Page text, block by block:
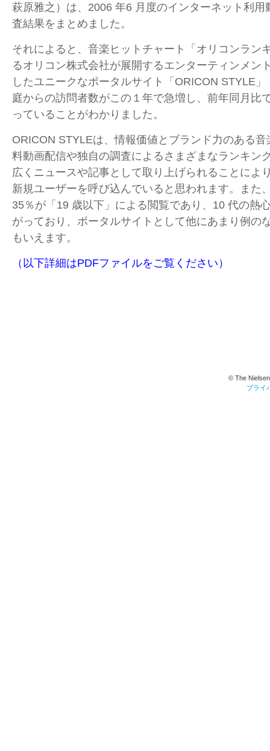
萩原雅之）は、2006 年6 月度のインターネット利用
査結果をまとめました。
それによると、音楽ヒットチャート「オリコンラン
るオリコン株式会社が展開するエンターティンメン
したユニークなポータルサイト「ORICON STYLE
庭からの訪問者数がこの１年で急増し、前年同月比
っていることがわかりました。
ORICON STYLEは、情報価値とブランド力のある
料動画配信や独自の調査によるさまざまなランキン
広くニュースや記事として取り上げられることによ
新規ユーザーを呼び込んでいると思われます。また
35％が「19 歳以下」による閲覧であり、10 代の熱
がっており、ポータルサイトとして他にあまり例の
もいえます。
（以下詳細はPDFファイルをご覧ください）
© The
プライ